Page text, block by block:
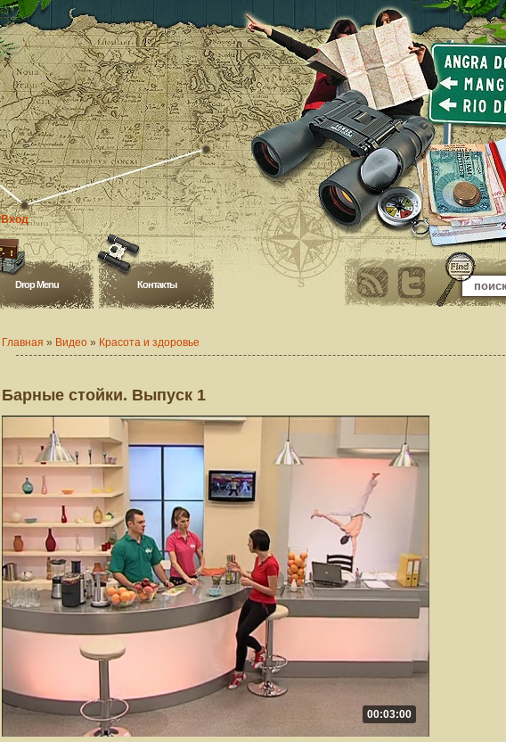
Вход
Drop Menu Контакты
Главная » Видео » Красота и здоровье
Барные стойки. Выпуск 1
00:03:00